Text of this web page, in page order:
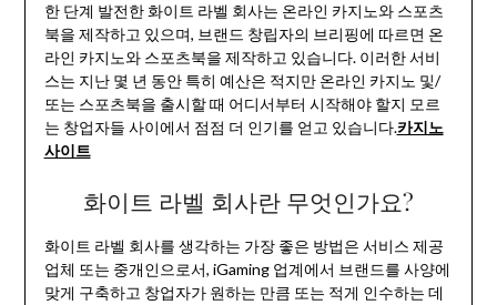
한 단계 발전한 화이트 라벨 회사는 온라인 카지노와 스포츠
북을 제작하고 있으며, 브랜드 창립자의 브리핑에 따르면 온
라인 카지노와 스포츠북을 제작하고 있습니다. 이러한 서비
스는 지난 몇 년 동안 특히 예산은 적지만 온라인 카지노 및/
또는 스포츠북을 출시할 때 어디서부터 시작해야 할지 모르
는 창업자들 사이에서 점점 더 인기를 얻고 있습니다.카지노
사이트
화이트 라벨 회사란 무엇인가요?
화이트 라벨 회사를 생각하는 가장 좋은 방법은 서비스 제공
업체 또는 중개인으로서, iGaming 업계에서 브랜드를 사양에
맞게 구축하고 창업자가 원하는 만큼 또는 적게 인수하는 데